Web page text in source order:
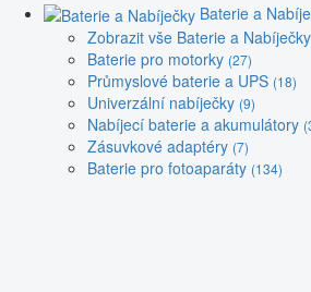
Baterie a
Zobrazit vše Baterie a Nabíječky
Baterie pro motorky (27)
Průmyslové baterie a UPS (18)
Univerzální nabíječky (9)
Nabíjecí baterie a akumulátory
Zásuvkové adaptéry (7)
Baterie pro fotoaparáty (134)